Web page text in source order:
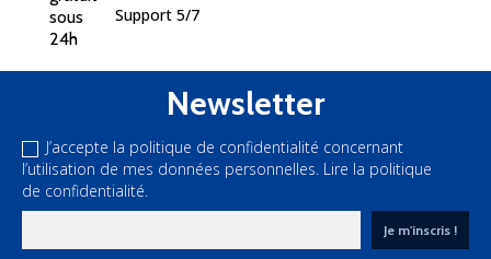
Support 5/7
Newsletter
J’accepte la politique de confidentialité concernant
l’utilisation de mes données personnelles. Lire la politique
de confidentialité.